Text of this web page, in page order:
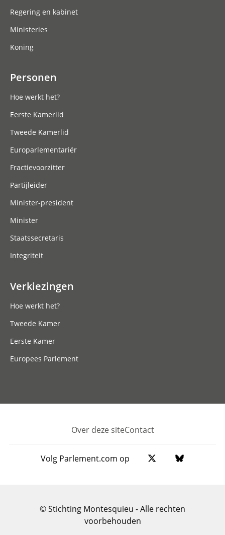
Regering en kabinet
Ministeries
Koning
Personen
Hoe werkt het?
Eerste Kamerlid
Tweede Kamerlid
Europarlementariër
Fractievoorzitter
Partijleider
Minister-president
Minister
Staatssecretaris
Integriteit
Verkiezingen
Hoe werkt het?
Tweede Kamer
Eerste Kamer
Europees Parlement
Footer
Over deze siteContact
Volg Parlement.com op
© Stichting Montesquieu - Alle rechten
voorbehouden